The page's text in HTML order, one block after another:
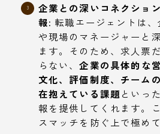
企業との深いコネクショ
報: 転職エージェントは
や現場のマネージャーと
ます。そのため、求人票
らない、企業の具体的な
文化、評価制度、チーム
在抱えている課題といっ
報を提供してくれます。
スマッチを防ぐ上で極め